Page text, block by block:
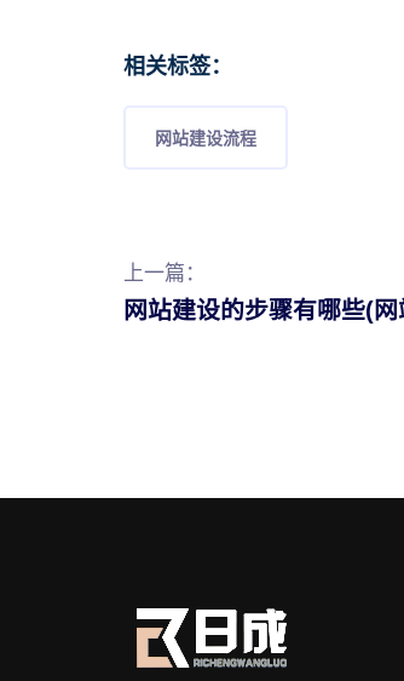
相关标签：
网站建设流程
上一篇：
网站建设的步骤有哪些(